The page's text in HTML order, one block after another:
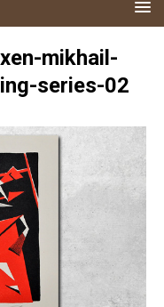
mikhail-
series-02